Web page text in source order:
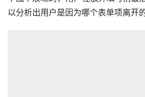
以分析出用户是因为哪个表单项离开的